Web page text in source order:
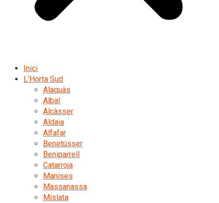
Inici
L’Horta Sud
Alaquàs
Albal
Alcàsser
Aldaia
Alfafar
Benetússer
Beniparrell
Catarroja
Manises
Massanassa
Mislata